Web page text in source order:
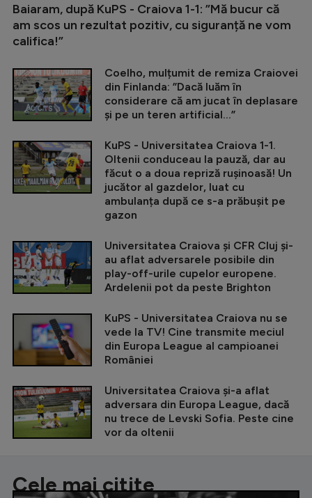
Baiaram, după KuPS - Craiova 1-1: ”Mă bucur că
am scos un rezultat pozitiv, cu siguranță ne vom
califica!”
Coelho, mulțumit de remiza Craiovei
din Finlanda: ”Dacă luăm în
considerare că am jucat în deplasare
și pe un teren artificial...”
KuPS - Universitatea Craiova 1-1.
Oltenii conduceau la pauză, dar au
făcut o a doua repriză rușinoasă! Un
jucător al gazdelor, luat cu
ambulanța după ce s-a prăbușit pe
gazon
Universitatea Craiova și CFR Cluj și-
au aflat adversarele posibile din
play-off-urile cupelor europene.
Ardelenii pot da peste Brighton
KuPS - Universitatea Craiova nu se
vede la TV! Cine transmite meciul
din Europa League al campioanei
României
Universitatea Craiova și-a aflat
adversara din Europa League, dacă
nu trece de Levski Sofia. Peste cine
vor da oltenii
Cele mai citite